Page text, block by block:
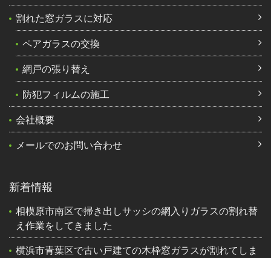
割れた窓ガラスに対応
ペアガラスの交換
網戸の張り替え
防犯フィルムの施工
会社概要
メールでのお問い合わせ
新着情報
相模原市南区で掃き出しサッシの網入りガラスの割れ替
え作業をしてきました
横浜市青葉区で古い戸建ての木枠窓ガラスが割れてしま